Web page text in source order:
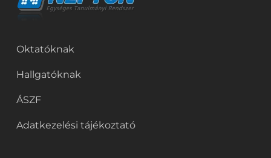
Oktatóknak
Hallgatóknak
ÁSZF
Adatkezelési tájékoztató